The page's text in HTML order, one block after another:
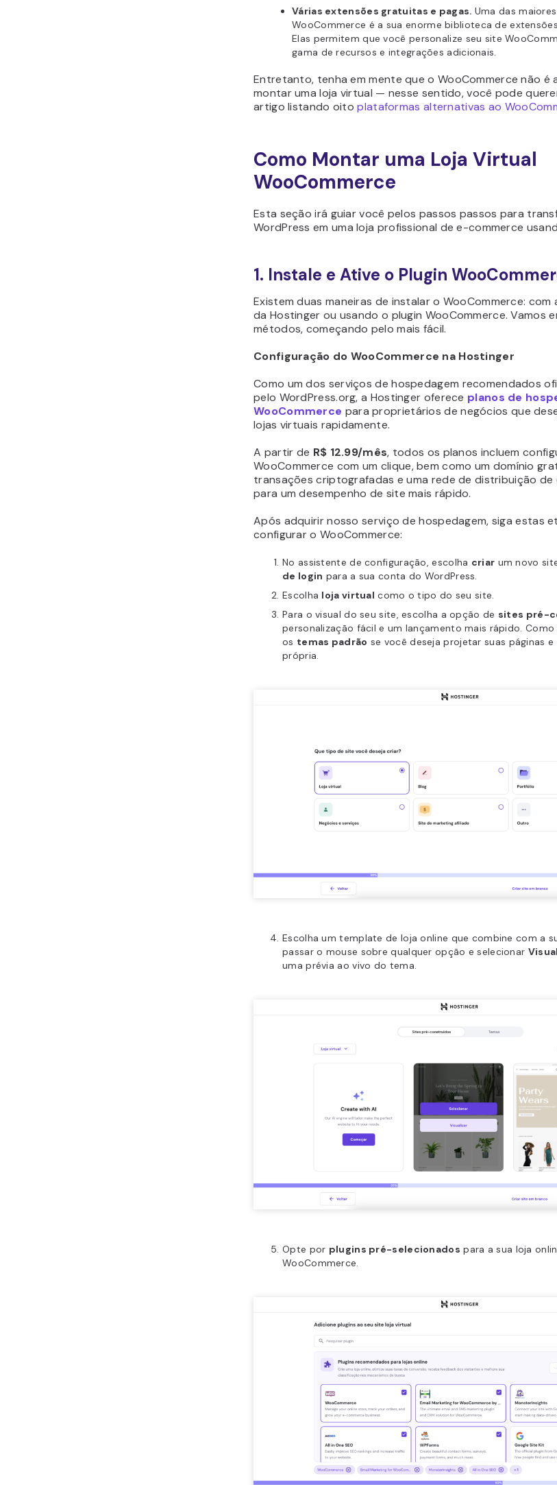
Várias extensões gratuitas e pagas. Uma das
WooCommerce é a sua enorme biblioteca de
Elas permitem que você personalize seu site
gama de recursos e integrações adicionais.
Entretanto, tenha em mente que o WooCommerce não é
montar uma loja virtual — nesse sentido, você pode
artigo listando oitoplataformas alternativas ao
Como Montar uma Loja Virtual
WooCommerce
Esta seção irá guiar você pelos passos passos para
WordPress em uma loja profissional de e-commerce
1. Instale e Ative o Plugin
Existem duas maneiras de instalar o WooCommerce:
da Hostinger ou usando o plugin WooCommerce. Vamos
métodos, começando pelo mais fácil.
Configuração do WooCommerce na Hostinger
Como um dos serviços de hospedagem recomendados
pelo WordPress.org, a Hostinger oferece planos de
WooCommerce para proprietários de negócios que
lojas virtuais rapidamente.
A partir de R$ 12.99/mês, todos os planos incluem
WooCommerce com um clique, bem como um domínio
transações criptografadas e uma rede de distribuição de
para um desempenho de site mais rápido.
Após adquirir nosso serviço de hospedagem, siga estas
configurar o WooCommerce:
No assistente de configuração, escolha criar um novo
de login para a sua conta do WordPress.
Escolha loja virtual como o tipo do seu site.
Para o visual do seu site, escolha a opção de sites pré-
personalização fácil e um lançamento mais rápido.
os temas padrão se você deseja projetar suas páginas
própria.
Escolha um template de loja online que combine com a
passar o mouse sobre qualquer opção e selecionar
uma prévia ao vivo do tema.
Opte por plugins pré-selecionados para a sua loja
WooCommerce.